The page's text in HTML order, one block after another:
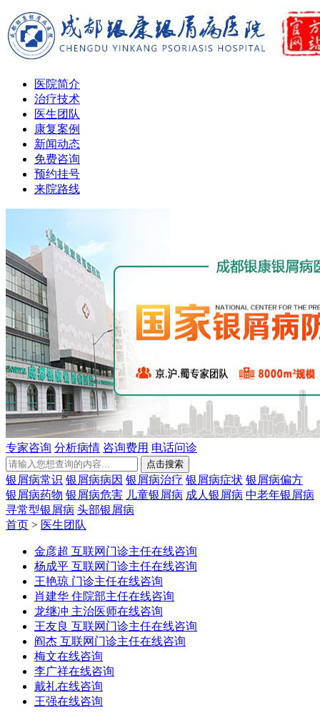
医院简介
治疗技术
医生团队
康复案例
新闻动态
免费咨询
预约挂号
来院路线
专家咨询 分析病情 咨询费用 电话问诊
银屑病常识 银屑病病因 银屑病治疗 银屑病症状 银屑病偏方
银屑病药物 银屑病危害 儿童银屑病 成人银屑病 中老年银屑病
寻常型银屑病 头部银屑病
首页 > 医生团队
金彦超 互联网门诊主任在线咨询
杨成平 互联网门诊主任在线咨询
王艳琼 门诊主任在线咨询
肖建华 住院部主任在线咨询
龙继冲 主治医师在线咨询
王友良 互联网门诊主任在线咨询
阎杰 互联网门诊主任在线咨询
梅文在线咨询
李广祥在线咨询
戴礼在线咨询
王强在线咨询